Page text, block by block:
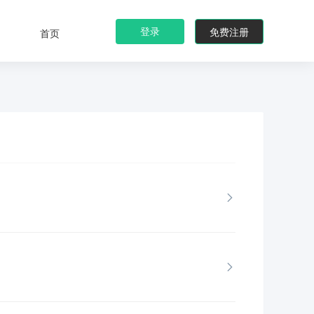
免费注册
登录
首页